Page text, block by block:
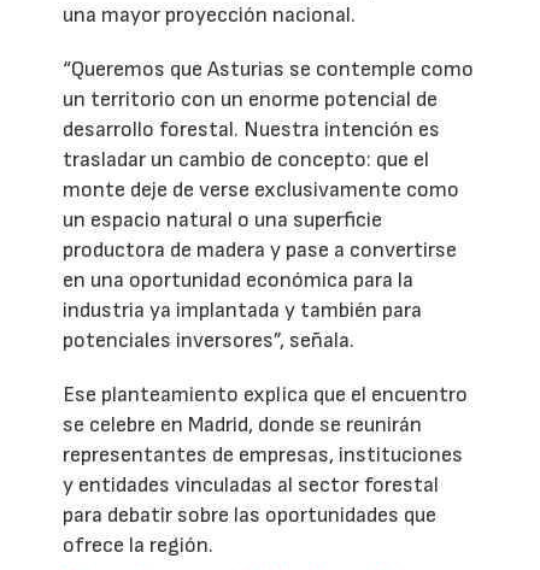
una mayor proyección nacional.
“Queremos que Asturias se contemple como
un territorio con un enorme potencial de
desarrollo forestal. Nuestra intención es
trasladar un cambio de concepto: que el
monte deje de verse exclusivamente como
un espacio natural o una superficie
productora de madera y pase a convertirse
en una oportunidad económica para la
industria ya implantada y también para
potenciales inversores”, señala.
Ese planteamiento explica que el encuentro
se celebre en Madrid, donde se reunirán
representantes de empresas, instituciones
y entidades vinculadas al sector forestal
para debatir sobre las oportunidades que
ofrece la región.